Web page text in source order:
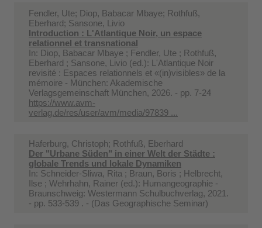
Fendler, Ute; Diop, Babacar Mbaye; Rothfuß,
Eberhard; Sansone, Livio
Introduction : L'Atlantique Noir, un espace
relationnel et transnational
In: Diop, Babacar Mbaye ; Fendler, Ute ; Rothfuß,
Eberhard ; Sansone, Livio (ed.): L'Atlantique Noir
revisité : Espaces relationnels et «(in)visibles» de la
mémoire - München: Akademische
Verlagsgemeinschaft München, 2026. - pp. 7-24
https://www.avm-
verlag.de/res/user/avm/media/97839 ...
Haferburg, Christoph; Rothfuß, Eberhard
Der "Urbane Süden" in einer Welt der Städte :
globale Trends und lokale Dynamiken
In: Schneider-Sliwa, Rita ; Braun, Boris ; Helbrecht,
Ilse ; Wehrhahn, Rainer (ed.): Humangeographie -
Braunschweig: Westermann Schulbuchverlag, 2021.
- pp. 533-539 . - (Das Geographische Seminar)